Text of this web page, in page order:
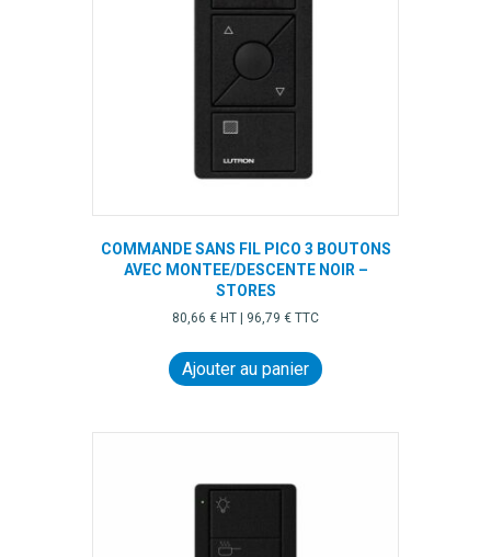
COMMANDE SANS FIL PICO 3 BOUTONS
AVEC MONTEE/DESCENTE NOIR –
STORES
80,66 € HT | 96,79 € TTC
Ajouter au panier